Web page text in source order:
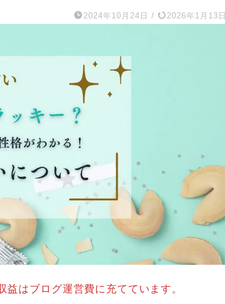
2024年10月24日 / 2026年1月13日
はブログ運営費に充てています。